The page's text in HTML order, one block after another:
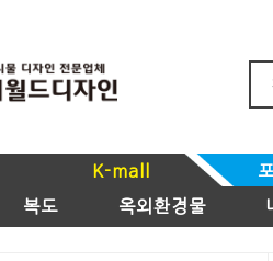
K-mall
복도 옥외환경물